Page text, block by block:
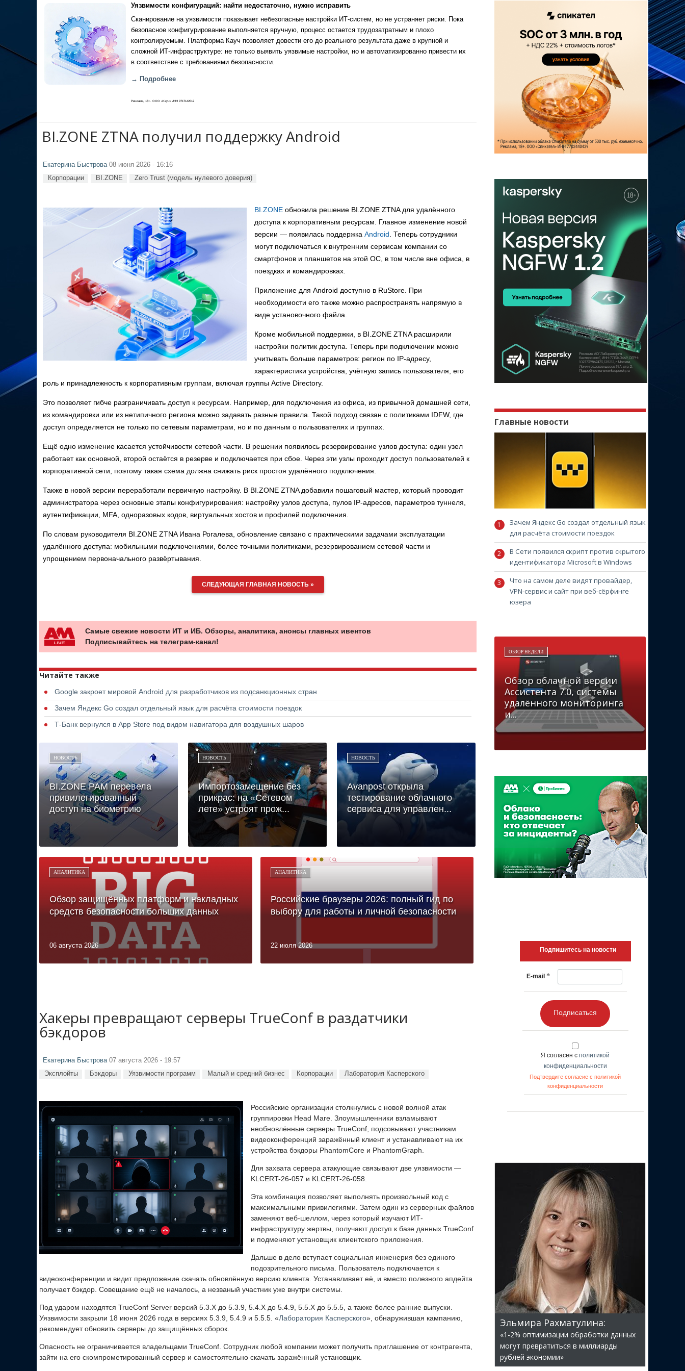
Уязвимости конфигураций: найти недостаточно, нужно исправить
Сканирование на уязвимости показывает небезопасные настройки ИТ-систем, но не устраняет риски. Пока
безопасное конфигурирование выполняется вручную, процесс остается трудозатратным и плохо
контролируемым. Платформа Кауч позволяет довести его до реального результата даже в крупной и
сложной ИТ-инфраструктуре: не только выявить уязвимые настройки, но и автоматизированно привести их
в соответствие с требованиями безопасности.
→ Подробнее
Реклама, 18+. ООО «Кауч» ИНН 9717142012
BI.ZONE ZTNA получил поддержку Android
Екатерина Быстрова08 июня 2026 - 16:16
Корпорации BI.ZONE Zero Trust (модель нулевого доверия)
BI.ZONE обновила решение BI.ZONE ZTNA для удалённого
доступа к корпоративным ресурсам. Главное изменение новой
версии — появилась поддержка Android . Теперь сотрудники
могут подключаться к внутренним сервисам компании со
смартфонов и планшетов на этой ОС, в том числе вне офиса, в
поездках и командировках.
Приложение для Android доступно в RuStore. При
необходимости его также можно распространять напрямую в
виде установочного файла.
Кроме мобильной поддержки, в BI.ZONE ZTNA расширили
настройки политик доступа. Теперь при подключении можно
учитывать больше параметров: регион по IP-адресу,
характеристики устройства, учётную запись пользователя, его
роль и принадлежность к корпоративным группам, включая группы Active Directory.
Это позволяет гибче разграничивать доступ к ресурсам. Например, для подключения из офиса, из привычной домашней сети,
из командировки или из нетипичного региона можно задавать разные правила. Такой подход связан с политиками IDFW, где
доступ определяется не только по сетевым параметрам, но и по данным о пользователях и группах.
Ещё одно изменение касается устойчивости сетевой части. В решении появилось резервирование узлов доступа: один узел
работает как основной, второй остаётся в резерве и подключается при сбое. Через эти узлы проходит доступ пользователей к
корпоративной сети, поэтому такая схема должна снижать риск простоя удалённого подключения.
Также в новой версии переработали первичную настройку. В BI.ZONE ZTNA добавили пошаговый мастер, который проводит
администратора через основные этапы конфигурирования: настройку узлов доступа, пулов IP-адресов, параметров туннеля,
аутентификации, MFA, одноразовых кодов, виртуальных хостов и профилей подключения.
По словам руководителя BI.ZONE ZTNA Ивана Рогалева, обновление связано с практическими задачами эксплуатации
удалённого доступа: мобильными подключениями, более точными политиками, резервированием сетевой части и
упрощением первоначального развёртывания.
СЛЕДУЮЩАЯ ГЛАВНАЯ НОВОСТЬ »
Самые свежие новости ИТ и ИБ. Обзоры, аналитика, анонсы главных ивентов
Подписывайтесь на телеграм-канал!
Читайте также
Google закроет мировой Android для разработчиков из подсанкционных стран
Зачем Яндекс Go создал отдельный язык для расчёта стоимости поездок
Т-Банк вернулся в App Store под видом навигатора для воздушных шаров
НОВОСТЬ
BI.ZONE PAM перевела
привилегированный
доступ на биометрию
НОВОСТЬ
Импортозамещение без
прикрас: на «Сетевом
лете» устроят прож...
НОВОСТЬ
Avanpost открыла
тестирование облачного
сервиса для управлен...
АНАЛИТИКА
Обзор защищённых платформ и накладных
средств безопасности больших данных
06 августа 2026
АНАЛИТИКА
Российские браузеры 2026: полный гид по
выбору для работы и личной безопасности
22 июля 2026
Хакеры превращают серверы TrueConf в раздатчики
бэкдоров
Екатерина Быстрова 07 августа 2026 - 19:57
Эксплойты Бэкдоры Уязвимости программ Малый и средний бизнес Корпорации Лаборатория Касперского
Российские организации столкнулись с новой волной атак
группировки Head Mare. Злоумышленники взламывают
необновлённые серверы TrueConf, подсовывают участникам
видеоконференций заражённый клиент и устанавливают на их
устройства бэкдоры PhantomCore и PhantomGraph.
Для захвата сервера атакующие связывают две уязвимости —
KLCERT-26-057 и KLCERT-26-058.
Эта комбинация позволяет выполнять произвольный код с
максимальными привилегиями. Затем один из серверных файлов
заменяют веб-шеллом, через который изучают ИТ-
инфраструктуру жертвы, получают доступ к базе данных TrueConf
и подменяют установщик клиентского приложения.
Дальше в дело вступает социальная инженерия без единого
подозрительного письма. Пользователь подключается к
видеоконференции и видит предложение скачать обновлённую версию клиента. Устанавливает её, и вместо полезного апдейта
получает бэкдор. Совещание ещё не началось, а незваный участник уже внутри системы.
Под ударом находятся TrueConf Server версий 5.3.X до 5.3.9, 5.4.X до 5.4.9, 5.5.X до 5.5.5, а также более ранние выпуски.
Уязвимости закрыли 18 июня 2026 года в версиях 5.3.9, 5.4.9 и 5.5.5. «Лаборатория Касперского», обнаружившая кампанию,
рекомендует обновить серверы до защищённых сборок.
Опасность не ограничивается владельцами TrueConf. Сотрудник любой компании может получить приглашение от контрагента,
зайти на его скомпрометированный сервер и самостоятельно скачать заражённый установщик.
Главные новости
Зачем Яндекс Go создал отдельный язык
для расчёта стоимости поездок
В Сети появился скрипт против скрытого
идентификатора Microsoft в Windows
Что на самом деле видят провайдер,
VPN-сервис и сайт при веб-сёрфинге
юзера
ОБЗОР НЕДЕЛИ
Обзор облачной версии
Ассистента 7.0, системы
удалённого мониторинга
и...
Подпишитесь на новости
E-mail *
Подписаться
Я согласен с политикой
конфиденциальности
Подтвердите согласие с политикой
конфиденциальности
Эльмира Рахматулина:
«1-2% оптимизации обработки данных
могут превратиться в миллиарды
рублей экономии»